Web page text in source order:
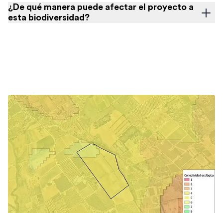
¿De qué manera puede afectar el proyecto a
esta biodiversidad?